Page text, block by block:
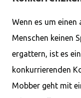
Wenn es um
Menschen keinen
ergattern, ist es
konkurrierenden
Mobber geht mit